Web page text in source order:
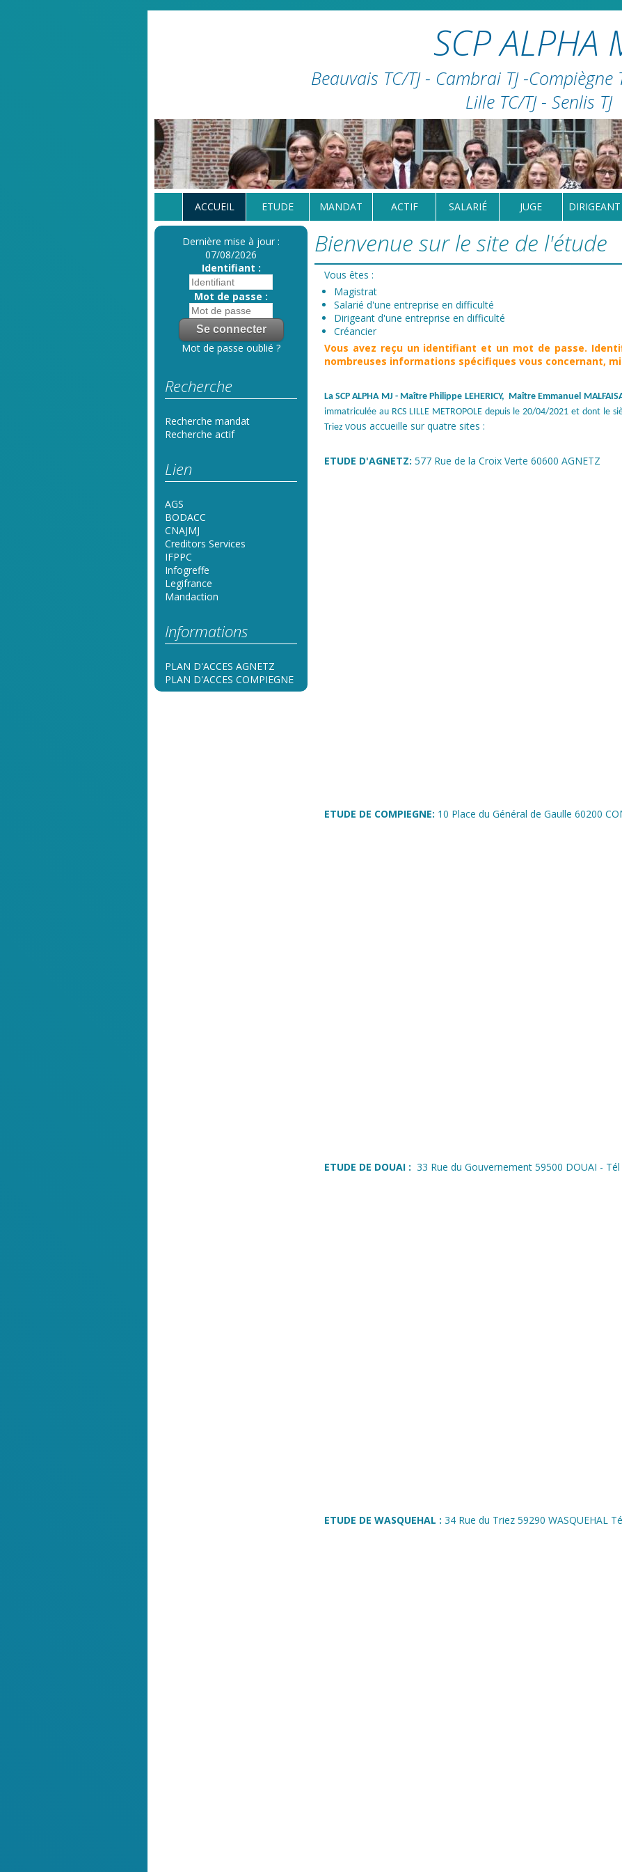
SCP ALPHA
Beauvais TC/TJ - Cambrai TJ -Compiègne
Lille TC/TJ - Senlis TJ
ACCUEIL ETUDE MANDAT ACTIF SALARIÉ JUGE DIRIGEANT
Dernière mise à jour :
07/08/2026
Identifiant :
Mot de passe :
Mot de passe oublié ?
Recherche
Recherche mandat
Recherche actif
Lien
AGS
BODACC
CNAJMJ
Creditors Services
IFPPC
Infogreffe
Legifrance
Mandaction
Informations
PLAN D'ACCES AGNETZ
PLAN D'ACCES COMPIEGNE
Bienvenue sur le site de l'étude
Vous êtes :
Magistrat
Salarié d'une entreprise en difficulté
Dirigeant d'une entreprise en difficulté
Créancier
Vous avez reçu un identifiant et un mot de passe.
nombreuses informations spécifiques vous concernant,
La SCP ALPHA MJ - Maître Philippe LEHERICY, Maître Emmanuel
immatriculée au RCS LILLE METROPOLE depuis le 20/04/2021 et dont le
Triez vous accueille sur quatre sites :
ETUDE D'AGNETZ: 577 Rue de la Croix Verte 60600 AGNETZ
ETUDE DE COMPIEGNE: 10 Place du Général de Gaulle 60200
ETUDE DE DOUAI : 33 Rue du Gouvernement 59500 DOUAI - Tél
ETUDE DE WASQUEHAL : 34 Rue du Triez 59290 WASQUEHAL